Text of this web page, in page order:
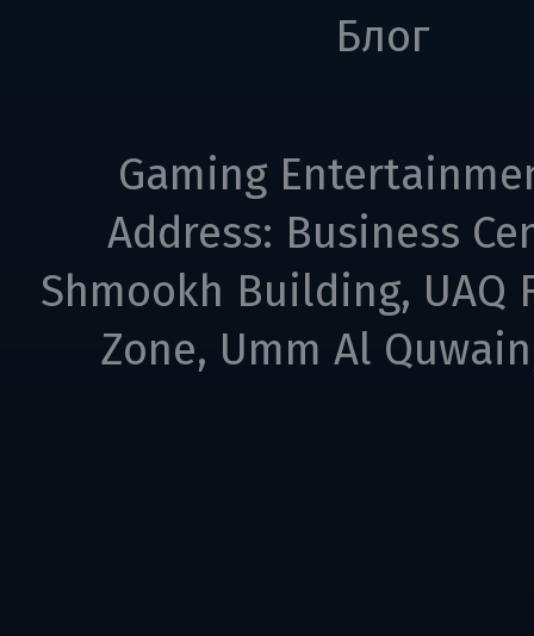
Блог
Gaming
Address: Business
Shmookh Building, UAQ
Zone, Umm Al